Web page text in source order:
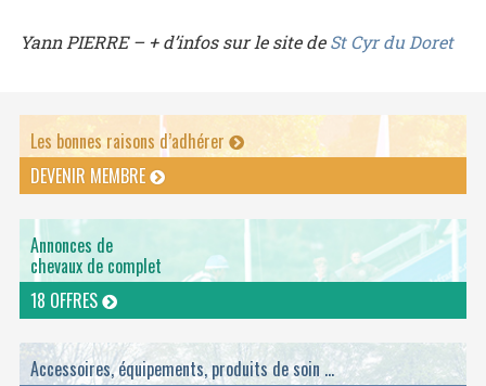
Yann PIERRE – + d’infos sur le site deSt Cyr du Doret
Les bonnes raisons d’adhérer
DEVENIR MEMBRE
Annonces de
chevaux de complet
18 OFFRES
Accessoires, équipements, produits de soin ...